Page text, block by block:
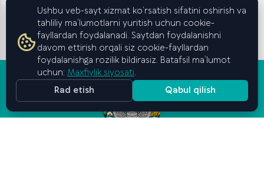
Ushbu veb-sayt xizmat ko‘rsatish sifatini oshirish va
tahliliy ma’lumotlarni yuritish uchun cookie-
fayllardan foydalanadi. Saytdan foydalanishni
davom ettirish orqali siz cookie-fayllardan
foydalanishga rozilik bildirasiz. Batafsil ma’lumot
uchun: Maxfiylik siyosati.
Rad etish
Qabul qilish